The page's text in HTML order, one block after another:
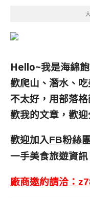
Hello~我是海綿
歡爬山、潛水、
不太好，用部落
歡我的文章，歡
歡迎加入FB粉絲團
一手美食旅遊資訊
廠商邀約請洽：